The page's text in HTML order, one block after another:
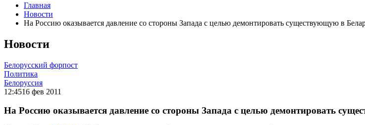
Главная
Новости
На Россию оказывается давление со стороны Запада с целью демонтировать существующую в
Новости
Белорусский форпост
Политика
Белоруссия
12:4516 фев 2011
На Россию оказывается давление со стороны Запада с целью демонтировать